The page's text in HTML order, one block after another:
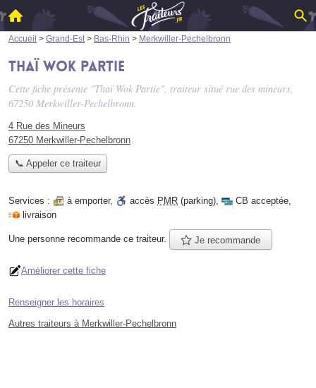
Accueil > Grand-Est > Bas-Rhin > Merkwiller-Pechelbronn
Thaï Wok Partie
Cette fiche présente "Thaï Wok Partie", traiteur situé rue des mineurs,
67250 Merkwiller-Pechelbronn.
4 Rue des Mineurs
67250 Merkwiller-Pechelbronn
📞 Appeler ce traiteur
Services : à emporter, accès PMR (parking), CB acceptée,
livraison
Une personne recommande ce traiteur. Je recommande
Améliorer cette fiche
Renseigner les horaires
Autres traiteurs à Merkwiller-Pechelbronn